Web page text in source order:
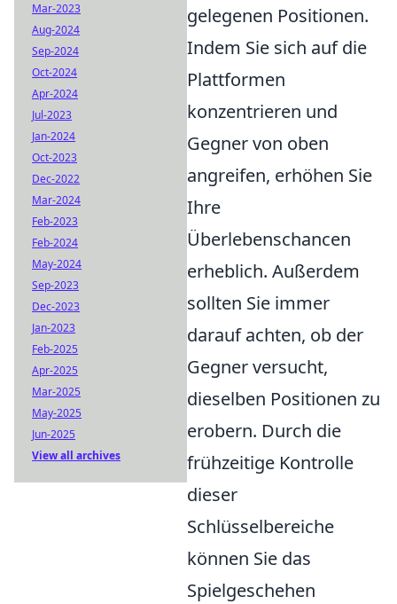
gelegenen Positionen.
Indem Sie sich auf die
Plattformen
konzentrieren und
Gegner von oben
angreifen, erhöhen Sie
Ihre
Überlebenschancen
erheblich. Außerdem
sollten Sie immer
darauf achten, ob der
Gegner versucht,
dieselben Positionen zu
erobern. Durch die
frühzeitige Kontrolle
dieser
Schlüsselbereiche
können Sie das
Spielgeschehen
Mar-2023
Aug-2024
Sep-2024
Oct-2024
Apr-2024
Jul-2023
Jan-2024
Oct-2023
Dec-2022
Mar-2024
Feb-2023
Feb-2024
May-2024
Sep-2023
Dec-2023
Jan-2023
Feb-2025
Apr-2025
Mar-2025
May-2025
Jun-2025
View all archives